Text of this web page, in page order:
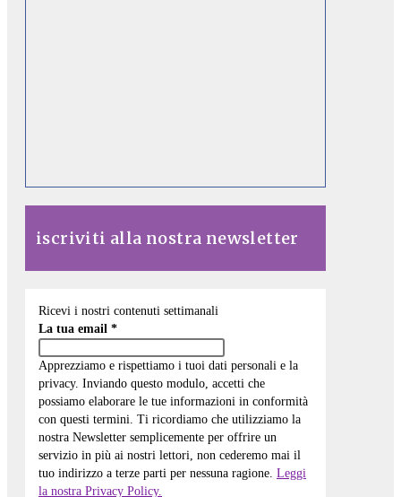
iscriviti alla nostra newsletter
Ricevi i nostri contenuti settimanali
La tua email *
Apprezziamo e rispettiamo i tuoi dati personali e la
privacy. Inviando questo modulo, accetti che
possiamo elaborare le tue informazioni in conformità
con questi termini. Ti ricordiamo che utilizziamo la
nostra Newsletter semplicemente per offrire un
servizio in più ai nostri lettori, non cederemo mai il
tuo indirizzo a terze parti per nessuna ragione. Leggi
la nostra Privacy Policy.